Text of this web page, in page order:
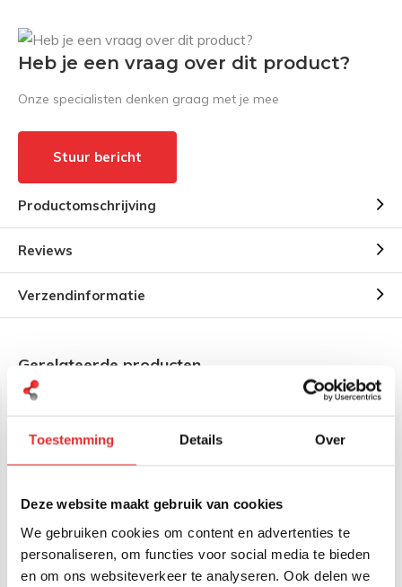
Toestemming Details Over
Deze website maakt gebruik van cookies
We gebruiken cookies om content en advertenties te
personaliseren, om functies voor social media te bieden
en om ons websiteverkeer te analyseren. Ook delen we
Heb je een vraag over dit product?
Onze specialisten denken graag met je mee
Stuur bericht
Productomschrijving
Reviews
Verzendinformatie
Gerelateerde producten
RAM Mount B-Kogel (25
mm) Aluminium Basis
Rond - RAM-B-202U
stangmontage ronde B-
kogel